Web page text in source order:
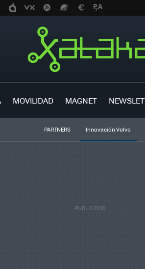
MOVILIDAD MAGNET
PARTNERS Innovación Volvo